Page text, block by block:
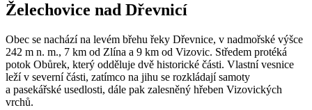
Želechovice nad Dřevnicí
Obec se nachází na levém břehu řeky Dřevnice, v nadmořské výšce
242 m n. m., 7 km od Zlína a 9 km od Vizovic. Středem protéká
potok Obůrek, který odděluje dvě historické části. Vlastní vesnice
leží v severní části, zatímco na jihu se rozkládají samoty
a pasekářské usedlosti, dále pak zalesněný hřeben Vizovických
vrchů.